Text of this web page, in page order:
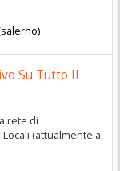
salerno)
Su Tutto Il
rete di
(attualmente a